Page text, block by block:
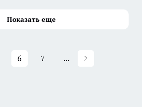
Показать еще
6 7 ...